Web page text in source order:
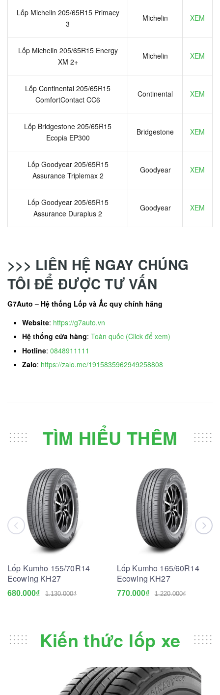
Lốp Michelin 205/65R15 Primacy
3
Michelin XEM
Lốp Michelin 205/65R15 Energy
XM 2+
Michelin XEM
Lốp Continental 205/65R15
ComfortContact CC6
Continental XEM
Lốp Bridgestone 205/65R15
Ecopia EP300
Bridgestone XEM
Lốp Goodyear 205/65R15
Assurance Triplemax 2
Goodyear XEM
Lốp Goodyear 205/65R15
Assurance Duraplus 2
Goodyear XEM
>>> LIÊN HỆ NGAY CHÚNG
TÔI ĐỂ ĐƯỢC TƯ VẤN
G7Auto – Hệ thống Lốp và Ắc quy chính hãng
Website: https://g7auto.vn
Hệ thống cửa hàng: Toàn quốc (Click để xem)
Hotline: 0848911111
Zalo: https://zalo.me/1915835962949258808
TÌM HIỂU THÊM
Lốp Kumho 155/70R14
Ecowing KH27
680.000₫ 1.130.000₫
Lốp Kumho 165/60R14
Ecowing KH27
770.000₫ 1.220.000₫
Kiến thức lốp xe